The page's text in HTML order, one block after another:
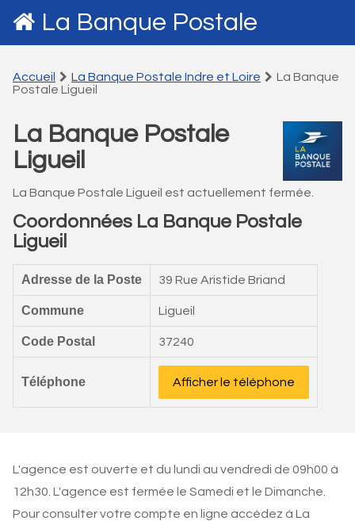
La Banque Postale
Accueil La Banque Postale Indre et Loire
La Banque
Postale Ligueil
La Banque Postale
Ligueil
La Banque Postale Ligueil est actuellement fermée.
Coordonnées La Banque Postale
Ligueil
Adresse de la Poste 39 Rue Aristide Briand
Commune Ligueil
Code Postal 37240
Téléphone Afficher le téléphone
L'agence est ouverte et du lundi au vendredi de 09h00 à
12h30. L'agence est fermée le Samedi et le Dimanche.
Pour consulter votre compte en ligne accédez à La